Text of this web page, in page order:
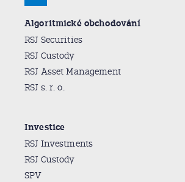
Algoritmické obchodování
RSJ Securities
RSJ Custody
RSJ Asset Management
RSJ s. r. o.
Investice
RSJ Investments
RSJ Custody
SPV